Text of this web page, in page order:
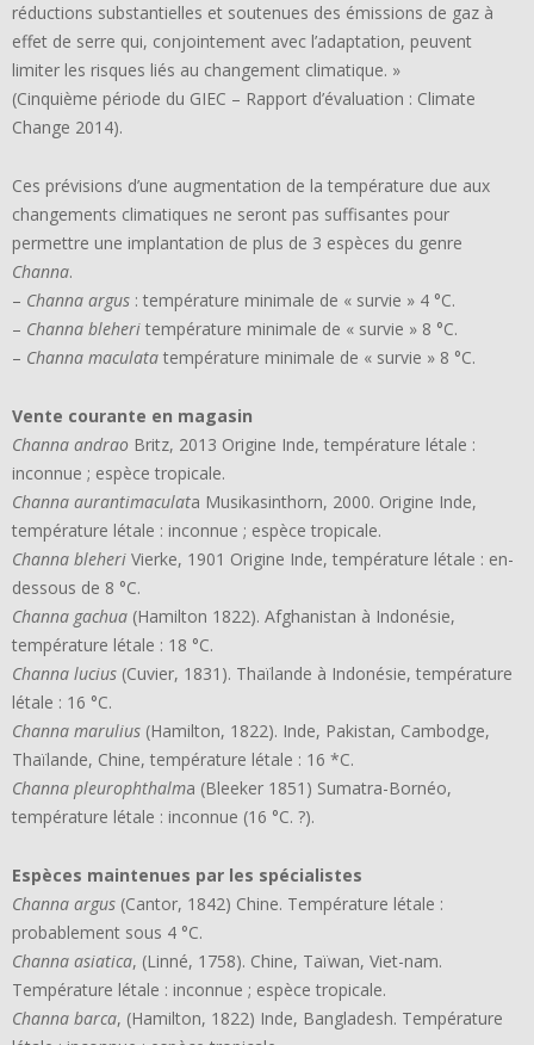
réductions substantielles et soutenues des émissions de gaz à
effet de serre qui, conjointement avec l’adaptation, peuvent
limiter les risques liés au changement climatique. »
(Cinquième période du GIEC – Rapport d’évaluation : Climate
Change 2014).
Ces prévisions d’une augmentation de la température due aux
changements climatiques ne seront pas suffisantes pour
permettre une implantation de plus de 3 espèces du genre
Channa.
– Channa argus : température minimale de « survie » 4 °C.
– Channa bleheri température minimale de « survie » 8 °C.
– Channa maculata température minimale de « survie » 8 °C.
Vente courante en magasin
Channa andrao Britz, 2013 Origine Inde, température létale :
inconnue ; espèce tropicale.
Channa aurantimaculata Musikasinthorn, 2000. Origine Inde,
température létale : inconnue ; espèce tropicale.
Channa bleheri Vierke, 1901 Origine Inde, température létale : en-
dessous de 8 °C.
Channa gachua (Hamilton 1822). Afghanistan à Indonésie,
température létale : 18 °C.
Channa lucius (Cuvier, 1831). Thaïlande à Indonésie, température
létale : 16 °C.
Channa marulius (Hamilton, 1822). Inde, Pakistan, Cambodge,
Thaïlande, Chine, température létale : 16 *C.
Channa pleurophthalma (Bleeker 1851) Sumatra-Bornéo,
température létale : inconnue (16 °C. ?).
Espèces maintenues par les spécialistes
Channa argus (Cantor, 1842) Chine. Température létale :
probablement sous 4 °C.
Channa asiatica, (Linné, 1758). Chine, Taïwan, Viet-nam.
Température létale : inconnue ; espèce tropicale.
Channa barca, (Hamilton, 1822) Inde, Bangladesh. Température